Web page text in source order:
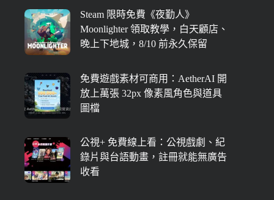
Steam 限時免費《夜勤人》
Moonlighter 領取教學，白天顧店、
晚上下地城，8/10 前永久保留
免費遊戲素材可商用：AetherAI 開
放上萬張 32px 像素風角色與道具
圖檔
公視+ 免費線上看：公視戲劇、紀
錄片與台語動畫，註冊就能無廣告
收看